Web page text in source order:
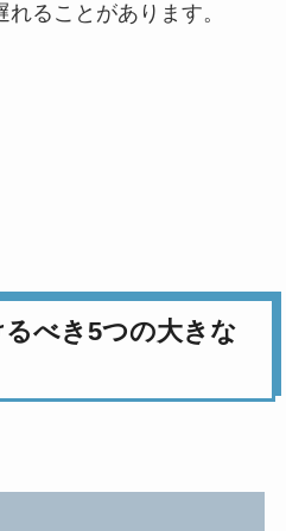
ることがあります。
べき5つの大きな